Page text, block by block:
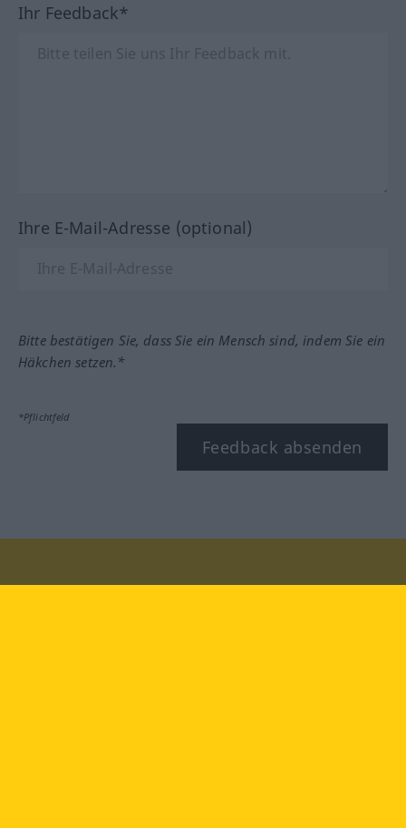
Ihr Feedback*
Ihre E-Mail-Adresse (optional)
Bitte bestätigen Sie, dass Sie ein Mensch sind, indem Sie ein
Häkchen setzen.*
*Pflichtfeld
Feedback absenden